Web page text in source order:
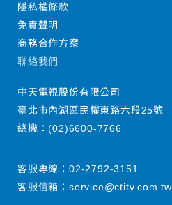
隱私權條款
免責聲明
商務合作方案
聯絡我們
中天電視股份有限公司
臺北市內湖區民權東路六段25號
總機：(02)6600-7766
客服專線： 02-2792-3151
客服信箱： service@ctitv.com.tw